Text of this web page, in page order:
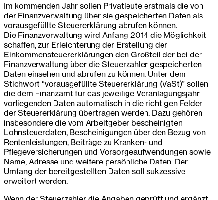
Im kommenden Jahr sollen Privatleute erstmals die von
der Finanzverwaltung über sie gespeicherten Daten als
vorausgefüllte Steuererklärung abrufen können.
Die Finanzverwaltung wird Anfang 2014 die Möglichkeit
schaffen, zur Erleichterung der Erstellung der
Einkommensteuererklärungen den Großteil der bei der
Finanzverwaltung über die Steuerzahler gespeicherten
Daten einsehen und abrufen zu können. Unter dem
Stichwort “vorausgefüllte Steuererklärung (VaSt)” sollen
die dem Finanzamt für das jeweilige Veranlagungsjahr
vorliegenden Daten automatisch in die richtigen Felder
der Steuererklärung übertragen werden. Dazu gehören
insbesondere die vom Arbeitgeber bescheinigten
Lohnsteuerdaten, Bescheinigungen über den Bezug von
Rentenleistungen, Beiträge zu Kranken- und
Pflegeversicherungen und Vorsorgeaufwendungen sowie
Name, Adresse und weitere persönliche Daten. Der
Umfang der bereitgestellten Daten soll sukzessive
erweitert werden.